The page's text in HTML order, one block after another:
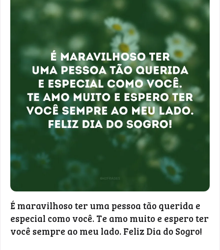
É maravilhoso ter uma pessoa tão querida e
especial como você. Te amo muito e espero ter
você sempre ao meu lado. Feliz Dia do Sogro!